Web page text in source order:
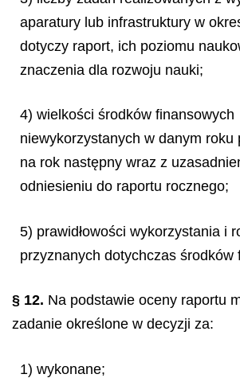
aparatury lub infrastruktury w
dotyczy raport, ich poziomu
znaczenia dla rozwoju nauki;
4) wielkości środków finansowych
niewykorzystanych w danym roku
na rok następny wraz z
odniesieniu do raportu rocznego;
5) prawidłowości wykorzystania i
przyznanych dotychczas środków
§ 12. Na podstawie oceny raportu
zadanie określone w decyzji za:
1) wykonane;